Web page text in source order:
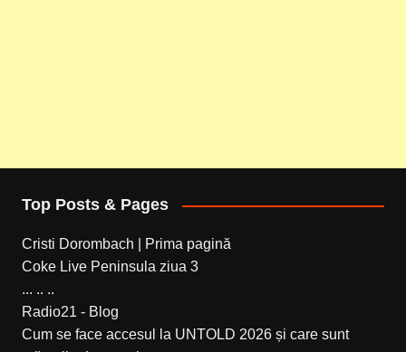
Top Posts & Pages
Cristi Dorombach | Prima pagină
Coke Live Peninsula ziua 3
... .. ..
Radio21 - Blog
Cum se face accesul la UNTOLD 2026 și care sunt